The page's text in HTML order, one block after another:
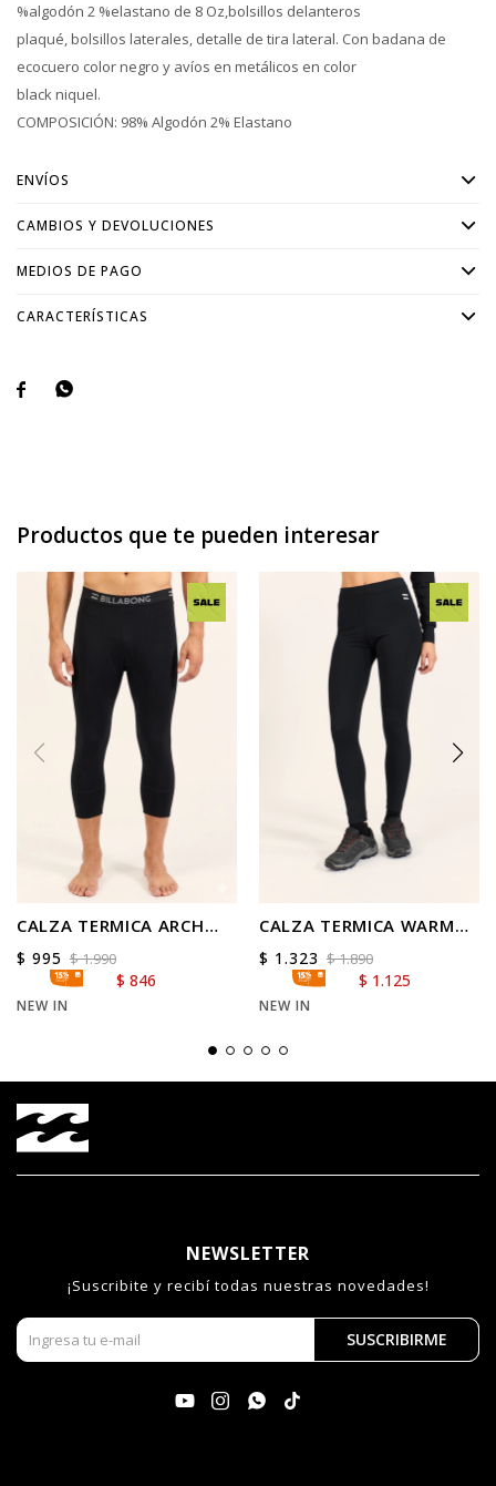
%algodón 2 %elastano de 8 Oz,bolsillos delanteros
plaqué, bolsillos laterales, detalle de tira lateral. Con badana de
ecocuero color negro y avíos en metálicos en color
black niquel.
COMPOSICIÓN: 98% Algodón 2% Elastano
ENVÍOS
CAMBIOS Y DEVOLUCIONES
MEDIOS DE PAGO
CARACTERÍSTICAS
 
Productos que te pueden interesar
CALZA TERMICA ARCH
OPERATOR
$ 995 $1.990
$ 846
NEW IN
CALZA TERMICA WARM
UP
$ 1.323 $1.890
$ 1.125
NEW IN
NEWSLETTER
¡Suscribite y recibí todas nuestras novedades!
SUSCRIBIRME
   